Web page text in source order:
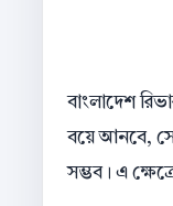
বাংলাদেশ
বয়ে আনবে,
সম্ভব। এ